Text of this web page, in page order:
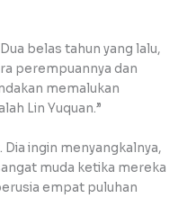
belas tahun yang lalu,
perempuannya dan
memalukan
Lin Yuquan.”
ingin menyangkalnya,
muda ketika mereka
empat puluhan